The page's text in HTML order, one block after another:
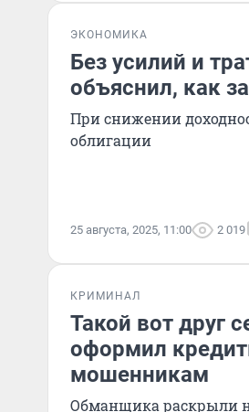
ЭКОНОМИКА
Без усилий и
объяснил, как
При снижении
облигации
25 августа, 2025, 11:00 2 019
КРИМИНАЛ
Такой вот друг
оформил
мошенникам
Обманщика раскрыли